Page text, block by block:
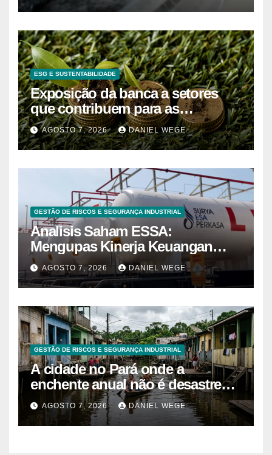
ESG E SUSTENTABILIDADE
Exposição da banca a setores
que contribuem para as
alterações climáticas mantém-se
nos 62%
AGOSTO 7, 2026 DANIEL WEGE
GESTÃO DE RISCOS E SEGURANÇA INDUSTRIAL
Analisis Saham ESSA:
Mengupas Kinerja Keuangan
ESSA Semester I 2026
AGOSTO 7, 2026 DANIEL WEGE
GESTÃO DE RISCOS E SEGURANÇA INDUSTRIAL
A cidade no Pará onde a
enchente anual não é desastre
mas calendário, as casas são
projetadas com o primeiro andar
descartável, o comércio sobe as
AGOSTO 7, 2026 DANIEL WEGE